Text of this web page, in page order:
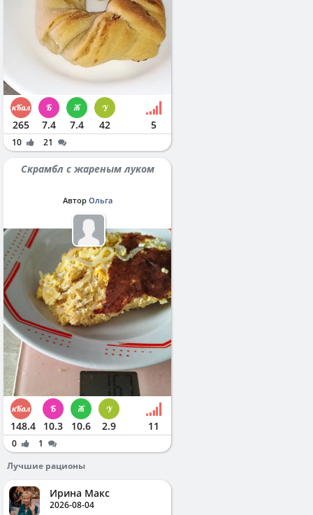
265 7.4 7.4 42 5
10 21
Скрамбл с жареным луком
Автор Ольга
148.4 10.3 10.6 2.9 11
0
1
Лучшие рационы
Ирина Макс
2026-08-04